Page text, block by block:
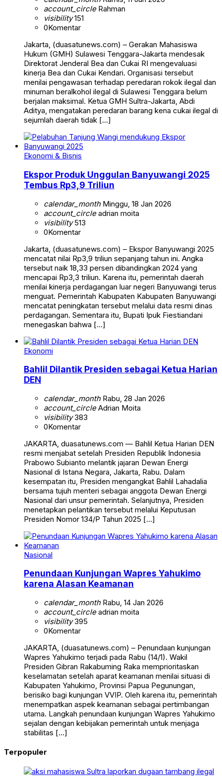
account_circleRahman
visibility151
0Komentar
Jakarta, (duasatunews.com) – Gerakan Mahasiswa
Hukum (GMH) Sulawesi Tenggara-Jakarta mendesak
Direktorat Jenderal Bea dan Cukai RI mengevaluasi
kinerja Bea dan Cukai Kendari. Organisasi tersebut
menilai pengawasan terhadap peredaran rokok ilegal dan
minuman beralkohol ilegal di Sulawesi Tenggara belum
berjalan maksimal. Ketua GMH Sultra-Jakarta, Abdi
Aditya, mengatakan peredaran barang kena cukai ilegal di
sejumlah daerah tidak […]
Ekonomi & Bisnis
Ekspor Produk Unggulan Banyuwangi 2025
Tembus Rp3,9 Triliun
calendar_monthMinggu, 18 Jan 2026
account_circleadrian moita
visibility513
0Komentar
Jakarta, (duasatunews.com) – Ekspor Banyuwangi 2025
mencatat nilai Rp3,9 triliun sepanjang tahun ini. Angka
tersebut naik 18,33 persen dibandingkan 2024 yang
mencapai Rp3,3 triliun. Karena itu, pemerintah daerah
menilai kinerja perdagangan luar negeri Banyuwangi terus
menguat. Pemerintah Kabupaten Kabupaten Banyuwangi
mencatat peningkatan tersebut melalui data resmi dinas
perdagangan. Sementara itu, Bupati Ipuk Fiestiandani
menegaskan bahwa […]
Ekonomi
Bahlil Dilantik Presiden sebagai Ketua Harian
DEN
calendar_monthRabu, 28 Jan 2026
account_circleAdrian Moita
visibility383
0Komentar
JAKARTA, duasatunews.com — Bahlil Ketua Harian DEN
resmi menjabat setelah Presiden Republik Indonesia
Prabowo Subianto melantik jajaran Dewan Energi
Nasional di Istana Negara, Jakarta, Rabu. Dalam
kesempatan itu, Presiden mengangkat Bahlil Lahadalia
bersama tujuh menteri sebagai anggota Dewan Energi
Nasional dari unsur pemerintah. Selanjutnya, Presiden
menetapkan pelantikan tersebut melalui Keputusan
Presiden Nomor 134/P Tahun 2025 […]
Nasional
Penundaan Kunjungan Wapres Yahukimo
karena Alasan Keamanan
calendar_monthRabu, 14 Jan 2026
account_circleadrian moita
visibility395
0Komentar
JAKARTA, (duasatunews.com) – Penundaan kunjungan
Wapres Yahukimo terjadi pada Rabu (14/1). Wakil
Presiden Gibran Rakabuming Raka memprioritaskan
keselamatan setelah aparat keamanan menilai situasi di
Kabupaten Yahukimo, Provinsi Papua Pegunungan,
berisiko bagi kunjungan VVIP. Oleh karena itu, pemerintah
menempatkan aspek keamanan sebagai pertimbangan
utama. Langkah penundaan kunjungan Wapres Yahukimo
sejalan dengan kebijakan pemerintah untuk menjaga
stabilitas […]
Terpopuler